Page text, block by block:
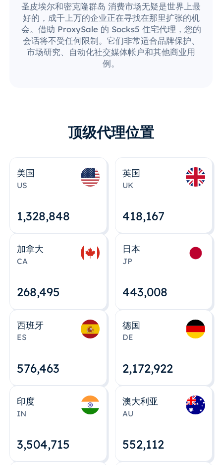
圣皮埃尔和密克隆群岛 消费市场无疑是世界上最
好的，成千上万的企业正在寻找在那里扩张的机
会。借助 ProxySale 的 Socks5 住宅代理，您的
会话将不受任何限制。它们非常适合品牌保护、
市场研究、自动化社交媒体帐户和其他商业用
例。
顶级代理位置
美国
US
1,328,848
英国
UK
418,167
加拿大
CA
268,495
日本
JP
443,008
西班牙
ES
576,463
德国
DE
2,172,922
印度
IN
3,504,715
澳大利亚
AU
552,112